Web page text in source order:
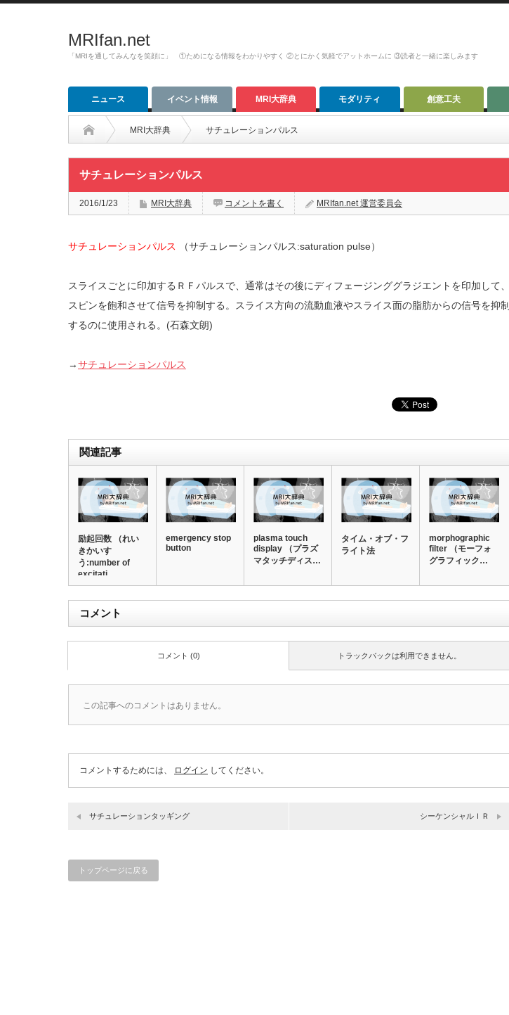
MRIfan.net
「MRIを通してみんなを笑顔に」 ①ためになる情報をわかりやすく ②とにかく気軽でアットホームに ③読者と一緒に楽しみます
ニュース イベント情報 MRI大辞典 モダリティ 創意工夫
MRI大辞典 サチュレーションパルス
サチュレーションパルス
2016/1/23 MRI大辞典 コメントを書く MRIfan.net 運営委員会
サチュレーションパルス （サチュレーションパルス:saturation pulse）
スライスごとに印加するＲＦパルスで、通常はその後にディフェージンググラジエントを印加して、
スピンを飽和させて信号を抑制する。スライス方向の流動血液やスライス面の脂肪からの信号を抑制
するのに使用される。(石森文朗)
→サチュレーションパルス
関連記事
励起回数 （れい
きかいす
う:number of
excitati…
emergency stop
button
plasma touch
display （プラズ
マタッチディス…
タイム・オブ・フ
ライト法
morphographic
filter （モーフォ
グラフィック…
コメント
トラックバックは利用できません。
コメント (0)
この記事へのコメントはありません。
コメントするためには、 ログイン してください。
サチュレーションタッギング シーケンシャルＩＲ
トップページに戻る